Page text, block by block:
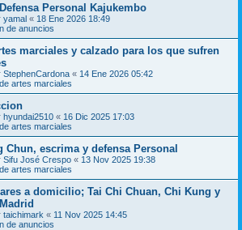
Personal Kajukembo
yamal « 18 Ene 2026 18:49
de anuncios
marciales y calzado para los que sufren
StephenCardona « 14 Ene 2026 05:42
artes marciales
hyundai2510 « 16 Dic 2025 17:03
artes marciales
Chun, escrima y defensa Personal
Sifu José Crespo « 13 Nov 2025 19:38
artes marciales
a domicilio; Tai Chi Chuan, Chi Kung y
taichimark « 11 Nov 2025 14:45
de anuncios